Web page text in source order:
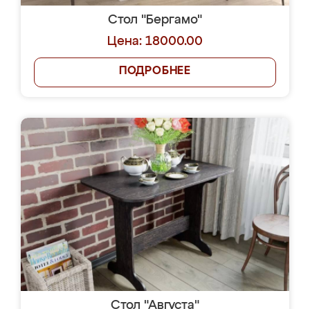
Стол "Бергамо"
Цена: 18000.00
ПОДРОБНЕЕ
Стол "Августа"